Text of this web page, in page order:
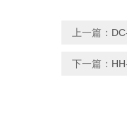
上一篇：
下一篇：